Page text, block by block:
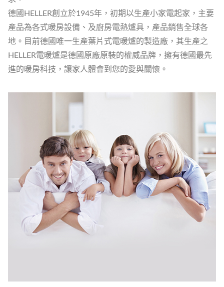
德國HELLER創立於1945年，初期以生產小家電起家，主要
產品為各式暖房設備、及廚房電熱爐具，產品銷售全球各
地。目前德國唯一生產葉片式電暖爐的製造廠，其生產之
HELLER電暖爐是德國原廠原裝的權威品牌，擁有德國最先
進的暖房科技，讓家人體會到您的愛與關懷。